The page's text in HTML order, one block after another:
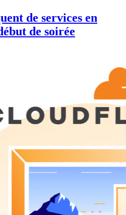
de services en
de soirée